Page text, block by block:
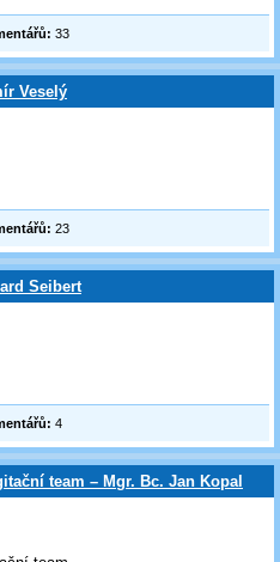
33
Veselý
23
Seibert
4
team – Mgr. Bc. Jan Kopal